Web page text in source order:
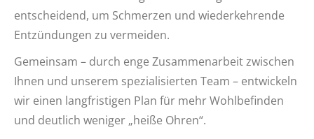
entscheidend, um Schmerzen und wiederkehrende
Entzündungen zu vermeiden.
Gemeinsam – durch enge Zusammenarbeit zwischen
Ihnen und unserem spezialisierten Team – entwickeln
wir einen langfristigen Plan für mehr Wohlbefinden
und deutlich weniger „heiße Ohren“.